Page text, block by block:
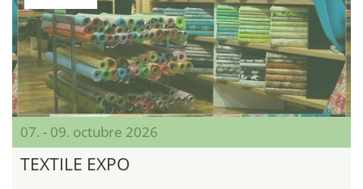
07. - 09. octubre 2026
TEXTILE EXPO